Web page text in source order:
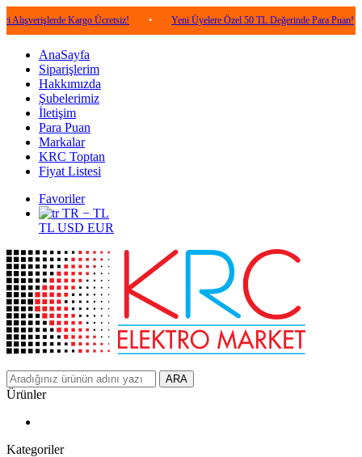
Kargo Ücretsiz! • Yeni Üyelere Özel 50 TL Değerinde Para Puan! •
AnaSayfa
Siparişlerim
Hakkımızda
Şubelerimiz
İletişim
Para Puan
Markalar
KRC Toptan
Fiyat Listesi
Favoriler
TR − TL
TL USD EUR
ARA
Ürünler
Kategoriler